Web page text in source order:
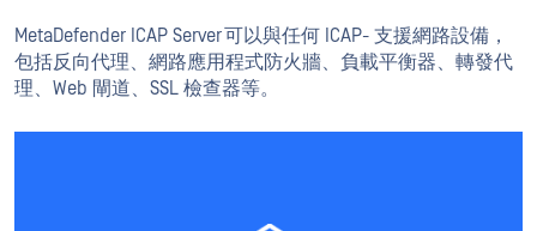
MetaDefender ICAP Server 可以與任何 ICAP- 支援網路設備，
包括反向代理、網路應用程式防火牆、負載平衡器、轉發代
理、Web 閘道、SSL 檢查器等。